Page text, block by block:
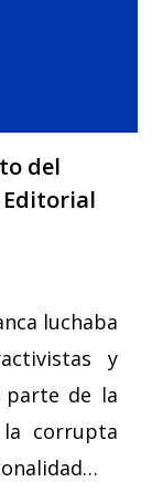
del
luchaba
y
parte de la
corrupta